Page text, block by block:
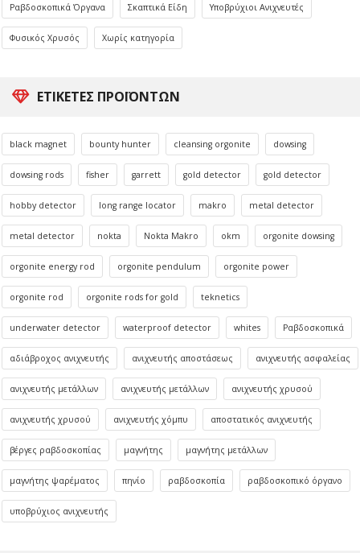
Ραβδοσκοπικά Όργανα Σκαπτικά Είδη Υποβρύχιοι Ανιχνευτές
Φυσικός Χρυσός Χωρίς κατηγορία
ΕΤΙΚΈΤΕΣ ΠΡΟΪΌΝΤΩΝ
black magnet bounty hunter cleansing orgonite dowsing
dowsing rods fisher garrett gold detector gold detector
hobby detector long range locator makro metal detector
metal detector nokta Nokta Makro okm orgonite dowsing
orgonite energy rod orgonite pendulum orgonite power
orgonite rod orgonite rods for gold teknetics
underwater detector waterproof detector whites Ραβδοσκοπικά
αδιάβροχος ανιχνευτής ανιχνευτής αποστάσεως ανιχνευτής ασφαλείας
ανιχνευτής μετάλλων ανιχνευτής μετάλλων ανιχνευτής χρυσού
ανιχνευτής χρυσού ανιχνευτής χόμπυ αποστατικός ανιχνευτής
βέργες ραβδοσκοπίας μαγνήτης μαγνήτης μετάλλων
μαγνήτης ψαρέματος πηνίο ραβδοσκοπία ραβδοσκοπικό όργανο
υποβρύχιος ανιχνευτής